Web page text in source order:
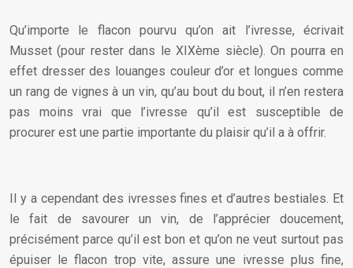
Qu’importe le flacon pourvu qu’on ait l’ivresse, écrivait
Musset (pour rester dans le XIXème siècle). On pourra en
effet dresser des louanges couleur d’or et longues comme
un rang de vignes à un vin, qu’au bout du bout, il n’en restera
pas moins vrai que l’ivresse qu’il est susceptible de
procurer est une partie importante du plaisir qu’il a à offrir.
Il y a cependant des ivresses fines et d’autres bestiales. Et
le fait de savourer un vin, de l’apprécier doucement,
précisément parce qu’il est bon et qu’on ne veut surtout pas
épuiser le flacon trop vite, assure une ivresse plus fine,